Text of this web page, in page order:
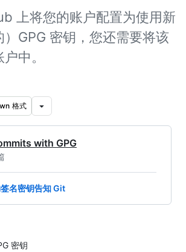
上将您的账户配置为使用新
）GPG 密钥，您还需要将该
中。
格式
with GPG
名密钥告知 Git
密钥